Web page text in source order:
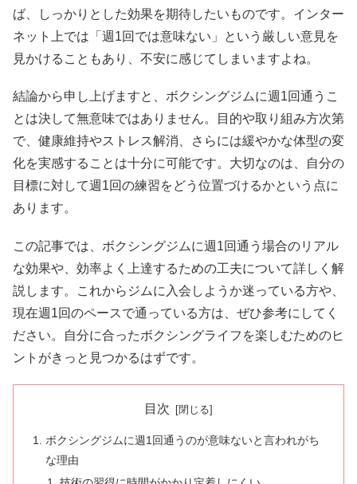
ば、しっかりとした効果を期待したいものです。インター
ネット上では「週1回では意味ない」という厳しい意見を
見かけることもあり、不安に感じてしまいますよね。
結論から申し上げますと、ボクシングジムに週1回通うこ
とは決して無意味ではありません。目的や取り組み方次第
で、健康維持やストレス解消、さらには緩やかな体型の変
化を実感することは十分に可能です。大切なのは、自分の
目標に対して週1回の練習をどう位置づけるかという点に
あります。
この記事では、ボクシングジムに週1回通う場合のリアル
な効果や、効率よく上達するための工夫について詳しく解
説します。これからジムに入会しようか迷っている方や、
現在週1回のペースで通っている方は、ぜひ参考にしてく
ださい。自分に合ったボクシングライフを楽しむためのヒ
ントがきっと見つかるはずです。
目次
ボクシングジムに週1回通うのが意味ないと言われがち
な理由